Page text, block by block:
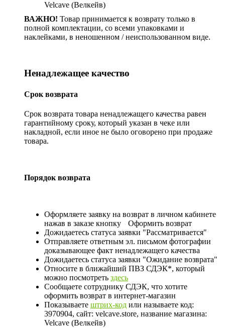
Velcave (Велкейв)
ВАЖНО! Товар принимается к возврату только в
полной комплектации, со всеми упаковками и
наклейками, в неношенном / неиспользованном виде.
Ненадлежащее качество
Срок возврата
Срок возврата товара ненадлежащего качества равен
гарантийному сроку, который указан в чеке или
накладной, если иное не было оговорено при продаже
товара.
Порядок возврата
Оформляете заявку на возврат в личном кабинете
нажав в заказе кнопку
Оформить возврат
Дожидаетесь статуса заявки "Рассматривается"
Отправляете ответным эл. письмом фотографии
доказывающее факт ненадлежащего качества
Дожидаетесь статуса заявки "Ожидание возврата"
Относите в ближайший ПВЗ СДЭК*, который
можно посмотреть здесь
Сообщаете сотруднику СДЭК, что хотите
оформить возврат в интернет-магазин
Показываете штрих-код или называете код:
3970904, сайт: velcave.store, название магазина:
Velcave (Велкейв)